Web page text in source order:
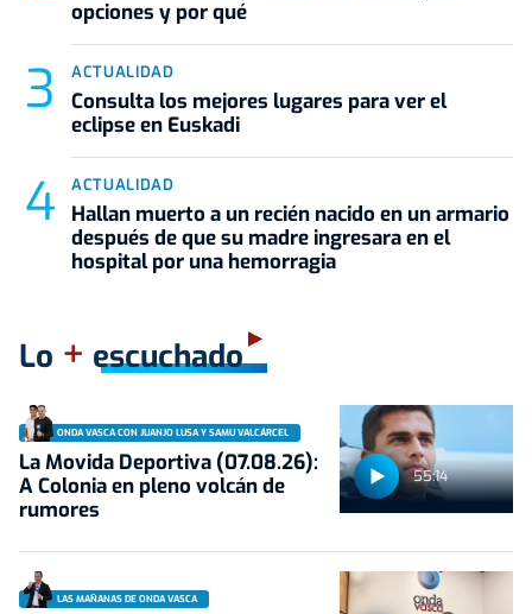
opciones y por qué
ACTUALIDAD
Consulta los mejores lugares para ver el
eclipse en Euskadi
ACTUALIDAD
Hallan muerto a un recién nacido en un armario
después de que su madre ingresara en el
hospital por una hemorragia
Lo + escuchado
55:14
ONDA VASCA CON JUANJO LUSA Y SAMU VALCÁRCEL
La Movida Deportiva (07.08.26):
A Colonia en pleno volcán de
rumores
LAS MAÑANAS DE ONDA VASCA